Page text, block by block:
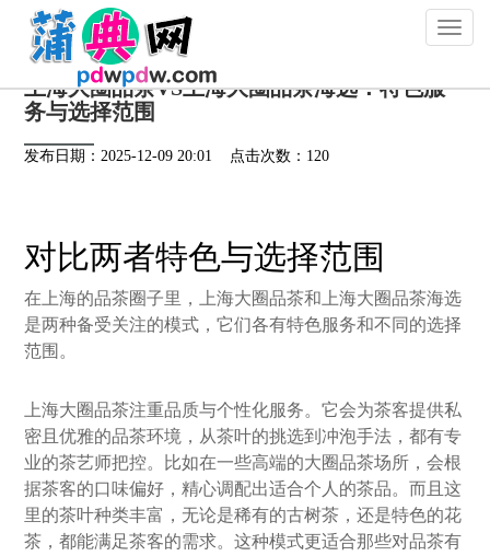
Toggle
上海大圈品茶VS上海大圈品茶海选：特色服
务与选择范围
发布日期：2025-12-09 20:01 点击次数：120
对比两者特色与选择范围
在上海的品茶圈子里，上海大圈品茶和上海大圈品茶海选
是两种备受关注的模式，它们各有特色服务和不同的选择
范围。
上海大圈品茶注重品质与个性化服务。它会为茶客提供私
密且优雅的品茶环境，从茶叶的挑选到冲泡手法，都有专
业的茶艺师把控。比如在一些高端的大圈品茶场所，会根
据茶客的口味偏好，精心调配出适合个人的茶品。而且这
里的茶叶种类丰富，无论是稀有的古树茶，还是特色的花
茶，都能满足茶客的需求。这种模式更适合那些对品茶有